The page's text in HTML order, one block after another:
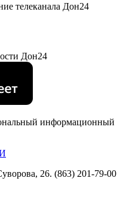
телеканала Дон24
Дон24
информационный
26. (863) 201-79-00